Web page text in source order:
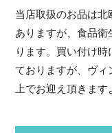
当店取扱のお品は北
ありますが、食品衛
ります。買い付け
ておりますが、ヴィ
上でお迎え頂きま